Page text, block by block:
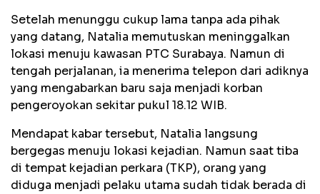
Setelah menunggu cukup lama tanpa ada pihak
yang datang, Natalia memutuskan meninggalkan
lokasi menuju kawasan PTC Surabaya. Namun di
tengah perjalanan, ia menerima telepon dari adiknya
yang mengabarkan baru saja menjadi korban
pengeroyokan sekitar pukul 18.12 WIB.
Mendapat kabar tersebut, Natalia langsung
bergegas menuju lokasi kejadian. Namun saat tiba
di tempat kejadian perkara (TKP), orang yang
diduga menjadi pelaku utama sudah tidak berada di